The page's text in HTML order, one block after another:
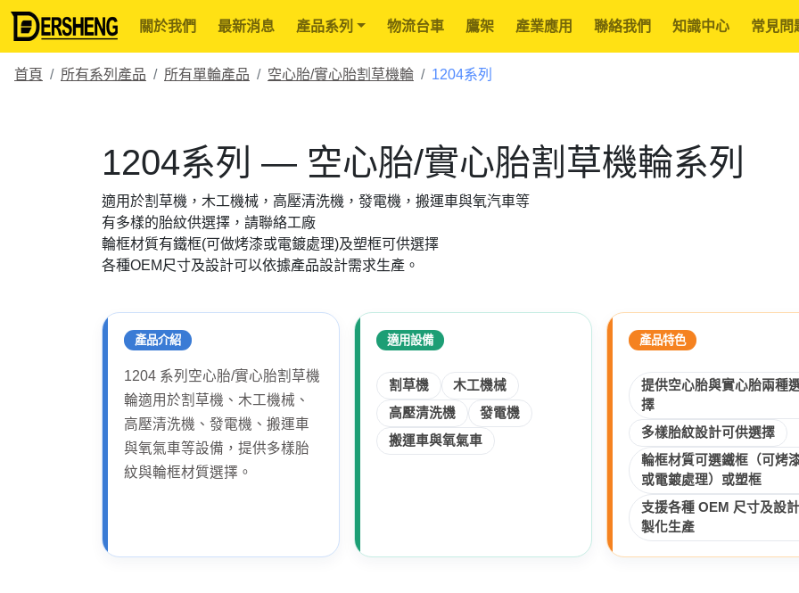
關於我們 最新消息 產品系列 物流台車 鷹架 產業應用 聯絡我們 知識中心 常見問
首頁 所有系列產品 所有單輪產品 空心胎/實心胎割草機輪 1204系列
1204系列 — 空心胎/實心胎割草機輪系列
適用於割草機，木工機械，高壓清洗機，發電機，搬運車與氧汽車等
有多樣的胎紋供選擇，請聯絡工廠
輪框材質有鐵框(可做烤漆或電鍍處理)及塑框可供選擇
各種OEM尺寸及設計可以依據產品設計需求生產。
產品介紹
1204 系列空心胎/實心胎割草機
輪適用於割草機、木工機械、
高壓清洗機、發電機、搬運車
與氧氣車等設備，提供多樣胎
紋與輪框材質選擇。
適用設備
割草機
木工機械
高壓清洗機
發電機
搬運車與氧氣車
產品特色
提供空心胎與實心胎兩種
擇
多樣胎紋設計可供選擇
輪框材質可選鐵框（可烤
或電鍍處理）或塑框
支援各種 OEM 尺寸及設
製化生產